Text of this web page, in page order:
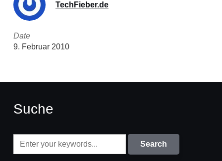
TechFieber.de
Date
9. Februar 2010
Suche